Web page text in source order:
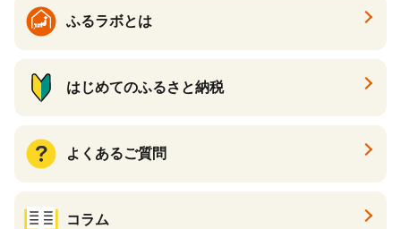
ふるラボとは
はじめてのふるさと納税
よくあるご質問
コラム